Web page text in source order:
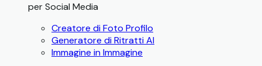
per Social Media
Creatore di Foto Profilo
Generatore di Ritratti AI
Immagine in Immagine